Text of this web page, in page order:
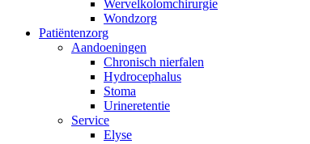
Productassortiment
Vind het product dat je zoekt. Bekijk hier het
Wervelkolomchirurgie
Wondzorg
Patiëntenzorg
Aandoeningen
Chronisch nierfalen
​​Hydrocephalus
Stoma
Urineretentie
Service
Elyse